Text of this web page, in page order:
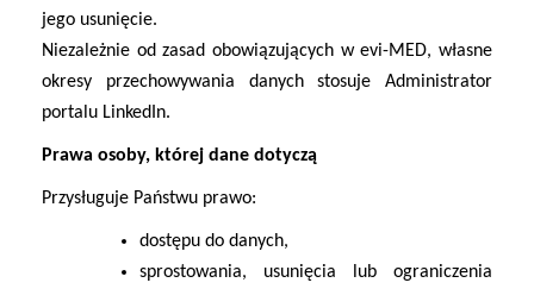
jego usunięcie.
Niezależnie od zasad obowiązujących w evi-MED, własne
okresy przechowywania danych stosuje Administrator
portalu LinkedIn.
Prawa osoby, której dane dotyczą
Przysługuje Państwu prawo:
dostępu do danych,
sprostowania, usunięcia lub ograniczenia